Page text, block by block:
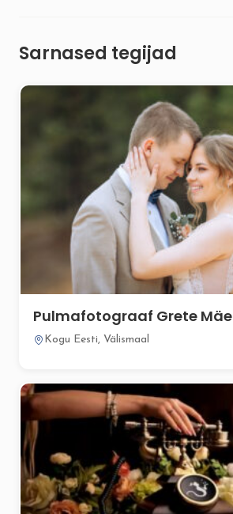
Sarnased tegijad
Pulmafotograaf Grete Mäe
Kogu Eesti, Välismaal